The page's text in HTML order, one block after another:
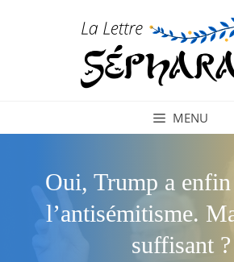
MENU
Oui, Trump a enfin
l’antisémitisme.
suffisant ?